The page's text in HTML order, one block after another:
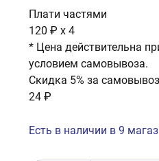
Плати частями
120 ₽ x 4
* Цена действительна
условием самовывоза.
Скидка 5% за самовывоз
24 ₽
Есть в наличии в 9